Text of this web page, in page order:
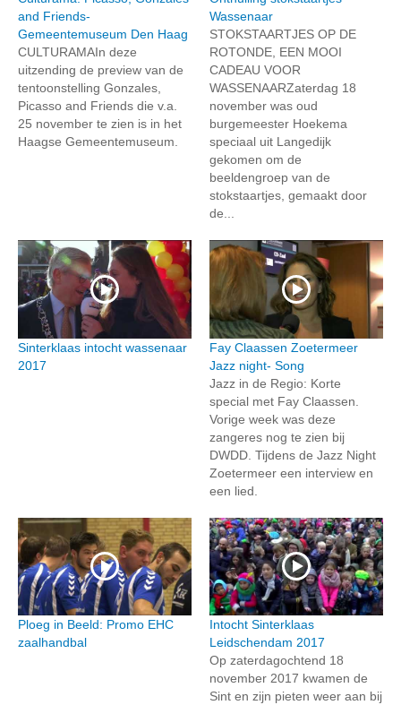
and Friends-
Gemeentemuseum Den Haag
CULTURAMAIn deze
uitzending de preview van de
tentoonstelling Gonzales,
Picasso and Friends die v.a.
25 november te zien is in het
Haagse Gemeentemuseum.
Wassenaar
STOKSTAARTJES OP DE
ROTONDE, EEN MOOI
CADEAU VOOR
WASSENAARZaterdag 18
november was oud
burgemeester Hoekema
speciaal uit Langedijk
gekomen om de
beeldengroep van de
stokstaartjes, gemaakt door
de...
Sinterklaas intocht wassenaar
2017
Fay Claassen Zoetermeer
Jazz night- Song
Jazz in de Regio: Korte
special met Fay Claassen.
Vorige week was deze
zangeres nog te zien bij
DWDD. Tijdens de Jazz Night
Zoetermeer een interview en
een lied.
Ploeg in Beeld: Promo EHC
zaalhandbal
Intocht Sinterklaas
Leidschendam 2017
Op zaterdagochtend 18
november 2017 kwamen de
Sint en zijn pieten weer aan bij